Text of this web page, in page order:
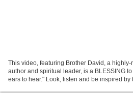
This video, featuring Brother David, a
author and spiritual leader, is a BLESSING
ears to hear." Look, listen and be inspired